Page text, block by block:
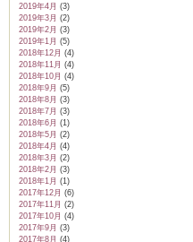
2019年4月 (3)
2019年3月 (2)
2019年2月 (3)
2019年1月 (5)
2018年12月 (4)
2018年11月 (4)
2018年10月 (4)
2018年9月 (5)
2018年8月 (3)
2018年7月 (3)
2018年6月 (1)
2018年5月 (2)
2018年4月 (4)
2018年3月 (2)
2018年2月 (3)
2018年1月 (1)
2017年12月 (6)
2017年11月 (2)
2017年10月 (4)
2017年9月 (3)
2017年8月 (4)